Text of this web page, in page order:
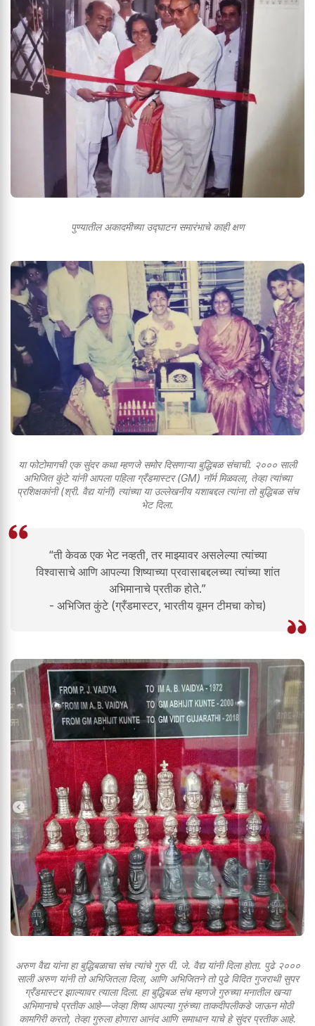
पुण्यातील अकादमीच्या उद्घाटन समारंभाचे काही क्षण
या फोटोमागची एक सुंदर कथा म्हणजे समोर दिसणाऱ्या बुद्धिबळ संचाची. २००० साली
अभिजित कुंटे यांनी आपला पहिला ग्रँडमास्टर (GM) नॉर्म मिळवला, तेव्हा त्यांच्या
प्रशिक्षकांनी (श्री. वैद्य यांनी) त्यांच्या या उल्लेखनीय यशाबद्दल त्यांना तो बुद्धिबळ संच
भेट दिला.
“ती केवळ एक भेट नव्हती, तर माझ्यावर असलेल्या त्यांच्या
विश्वासाचे आणि आपल्या शिष्याच्या प्रवासाबद्दलच्या त्यांच्या शांत
अभिमानाचे प्रतीक होते.”
- अभिजित कुंटे (ग्रँडमास्टर, भारतीय वूमन टीमचा कोच)
अरुण वैद्य यांना हा बुद्धिबळाचा संच त्यांचे गुरु पी. जे. वैद्य यांनी दिला होता. पुढे २०००
साली अरुण यांनी तो अभिजितला दिला, आणि अभिजितने तो पुढे विदित गुजराथी सुपर
ग्रँडमास्टर झाल्यावर त्याला दिला. हा बुद्धिबळ संच म्हणजे गुरुच्या मनातील खऱ्या
अभिमानाचे प्रतीक आहे—जेव्हा शिष्य आपल्या गुरुंच्या ताकदीपलीकडे जाऊन मोठी
कामगिरी करतो, तेव्हा गुरुला होणारा आनंद आणि समाधान याचे हे सुंदर प्रतीक आहे.